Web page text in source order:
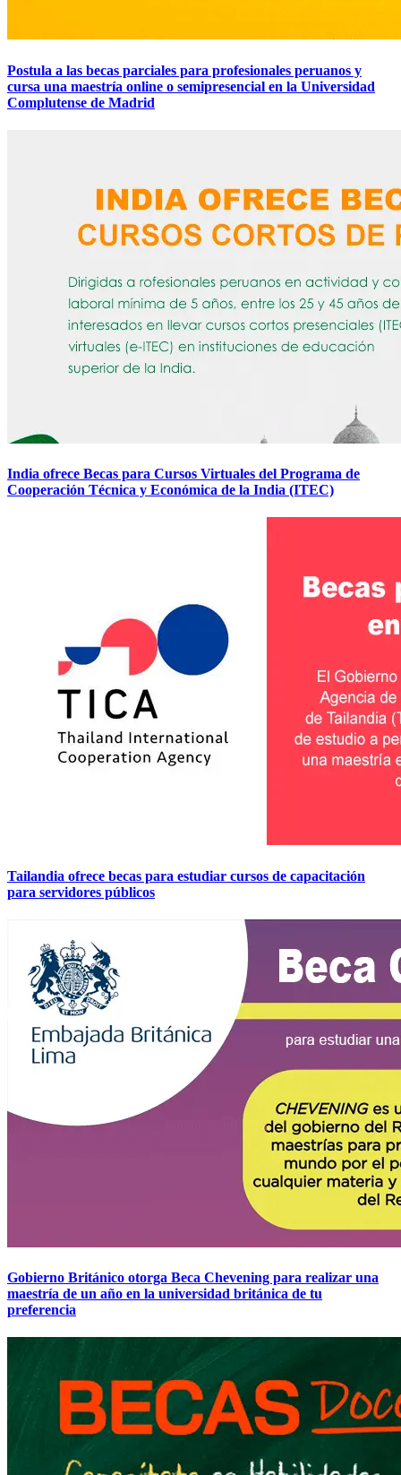
Postula a las becas parciales para profesionales peruanos y
cursa una maestría online o semipresencial en la Universidad
Complutense de Madrid
India ofrece Becas para Cursos Virtuales del Programa de
Cooperación Técnica y Económica de la India (ITEC)
Tailandia ofrece becas para estudiar cursos de capacitación
para servidores públicos
Gobierno Británico otorga Beca Chevening para realizar una
maestría de un año en la universidad británica de tu
preferencia